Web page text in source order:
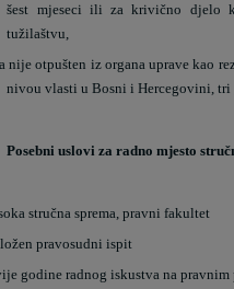
šest mjeseci ili za krivično djelo
tužilaštvu,
nije otpušten iz organa uprave kao
nivou vlasti u Bosni i Hercegovini,
Posebni uslovi za radno mjesto
stručna sprema, pravni fakultet
pravosudni ispit
godine radnog iskustva na pravnim